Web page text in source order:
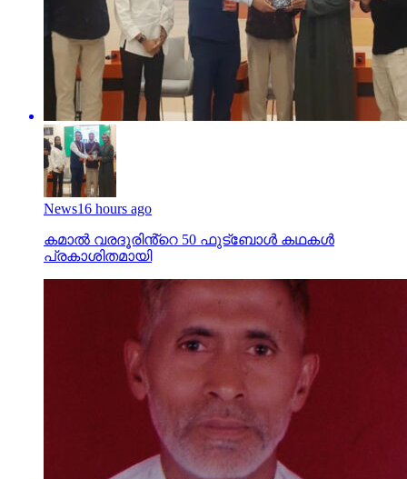
News16 hours ago
കമാൽ വരദൂരിൻ്റെ 50 ഫുട്ബോൾ കഥകൾ
പ്രകാശിതമായി